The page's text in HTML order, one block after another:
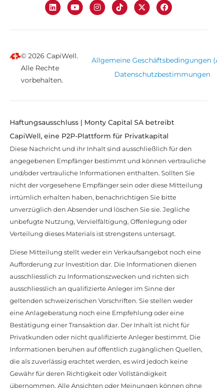
© 2026 CapiWell.
Alle Rechte
vorbehalten.
Allgemeine Geschäftsbedingungen
Datenschutzbestimmungen
Haftungsausschluss | Monty Capital SA betreibt
CapiWell, eine P2P-Plattform für Privatkapital
Diese Nachricht und ihr Inhalt sind ausschließlich für den
angegebenen Empfänger bestimmt und können vertrauliche
und/oder vertrauliche Informationen enthalten. Sollten Sie
nicht der vorgesehene Empfänger sein oder diese Mitteilung
irrtümlich erhalten haben, benachrichtigen Sie bitte
unverzüglich den Absender und löschen Sie sie. Jegliche
unbefugte Nutzung, Vervielfältigung, Offenlegung oder
Verteilung dieses Materials ist strengstens untersagt.
Diese Mitteilung stellt weder ein Verkaufsangebot noch eine
Aufforderung zur Investition dar. Die Informationen dienen
ausschliesslich zu Informationszwecken und richten sich
ausschliesslich an qualifizierte Anleger im Sinne der
geltenden schweizerischen Vorschriften. Sie stellen weder
eine Anlageberatung noch eine Empfehlung oder eine
Bestätigung einer Transaktion dar. Der Inhalt ist nicht für
Privatkunden oder nicht qualifizierte Anleger bestimmt. Die
Informationen beruhen auf öffentlich zugänglichen Quellen,
die als zuverlässig erachtet werden, es wird jedoch keine
Gewähr für deren Richtigkeit oder Vollständigkeit
übernommen. Alle Ansichten oder Meinungen können ohne